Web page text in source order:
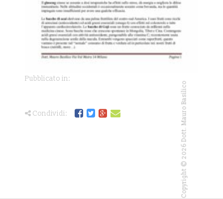
Pubblicato in:
Condividi: Copyright © 2026 Dott. Mauro Basilico